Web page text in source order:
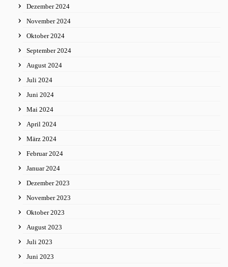
Dezember 2024
November 2024
Oktober 2024
September 2024
August 2024
Juli 2024
Juni 2024
Mai 2024
April 2024
März 2024
Februar 2024
Januar 2024
Dezember 2023
November 2023
Oktober 2023
August 2023
Juli 2023
Juni 2023